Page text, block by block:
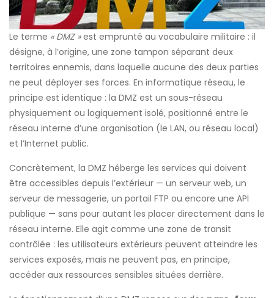
Le terme « DMZ »est emprunté au vocabulaire militaire : il
désigne, à l’origine, une zone tampon séparant deux
territoires ennemis, dans laquelle aucune des deux parties
ne peut déployer ses forces. En informatique réseau, le
principe est identique : la DMZ est un sous-réseau
physiquement ou logiquement isolé, positionné entre le
réseau interne d’une organisation (le LAN, ou réseau local)
et l’Internet public.
Concrètement, la DMZ héberge les services qui doivent
être accessibles depuis l’extérieur — un serveur web, un
serveur de messagerie, un portail FTP ou encore une API
publique — sans pour autant les placer directement dans le
réseau interne. Elle agit comme une zone de transit
contrôlée : les utilisateurs extérieurs peuvent atteindre les
services exposés, mais ne peuvent pas, en principe,
accéder aux ressources sensibles situées derrière.